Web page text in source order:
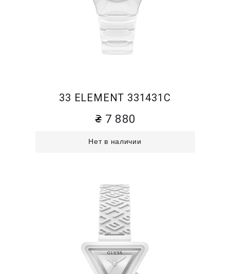
33 ELEMENT 331431C
7 880
Нет в наличии